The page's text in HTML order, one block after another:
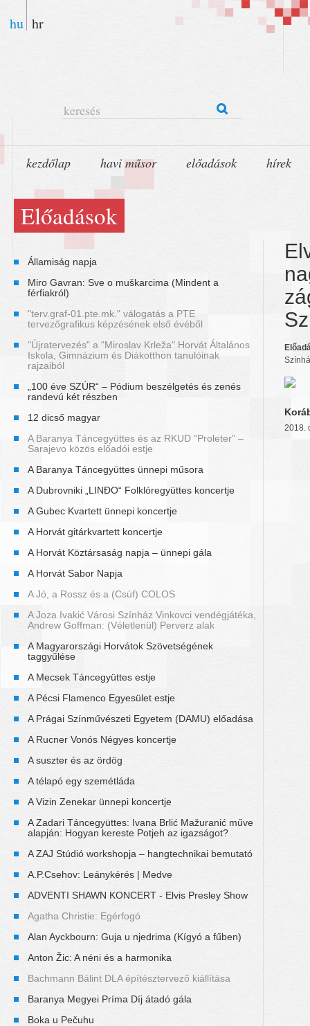
hu hr
keresés
kezdőlap havi műsor előadások hírek
Előadások
Államiság napja
Miro Gavran: Sve o muškarcima (Mindent a
férfiakról)
"terv.graf-01.pte.mk." válogatás a PTE
tervezőgrafikus képzésének első évéből
"Újratervezés" a "Miroslav Krleža" Horvát Általános
Iskola, Gimnázium és Diákotthon tanulóinak
rajzaiból
„100 éve SZÚR“ – Pódium beszélgetés és zenés
randevú két részben
12 dicső magyar
A Baranya Táncegyüttes és az RKUD “Proleter” –
Sarajevo közös előadói estje
A Baranya Táncegyüttes ünnepi műsora
A Dubrovniki „LINĐO“ Folklóregyüttes koncertje
A Gubec Kvartett ünnepi koncertje
A Horvát gitárkvartett koncertje
A Horvát Köztársaság napja – ünnepi gála
A Horvát Sabor Napja
A Jó, a Rossz és a (Csúf) COLOS
A Joza Ivakić Városi Színház Vinkovci vendégjátéka,
Andrew Goffman: (Véletlenül) Perverz alak
A Magyarországi Horvátok Szövetségének
taggyűlése
A Mecsek Táncegyüttes estje
A Pécsi Flamenco Egyesület estje
A Prágai Színművészeti Egyetem (DAMU) előadása
A Rucner Vonós Négyes koncertje
A suszter és az ördög
A télapó egy szemétláda
A Vizin Zenekar ünnepi koncertje
A Zadari Táncegyüttes: Ivana Brlić Mažuranić műve
alapján: Hogyan kereste Potjeh az igazságot?
A ZAJ Stúdió workshopja – hangtechnikai bemutató
A.P.Csehov: Leánykérés | Medve
ADVENTI SHAWN KONCERT - Elvis Presley Show
Agatha Christie: Egérfogó
Alan Ayckbourn: Guja u njedrima (Kígyó a fűben)
Anton Žic: A néni és a harmonika
Bachmann Bálint DLA építésztervező kiállítása
Baranya Megyei Príma Díj átadó gála
Boka u Pečuhu
2018.